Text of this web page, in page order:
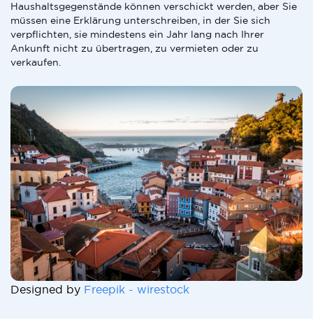
Haushaltsgegenstände können verschickt werden, aber Sie
müssen eine Erklärung unterschreiben, in der Sie sich
verpflichten, sie mindestens ein Jahr lang nach Ihrer
Ankunft nicht zu übertragen, zu vermieten oder zu
verkaufen.
Designed by Freepik - wirestock